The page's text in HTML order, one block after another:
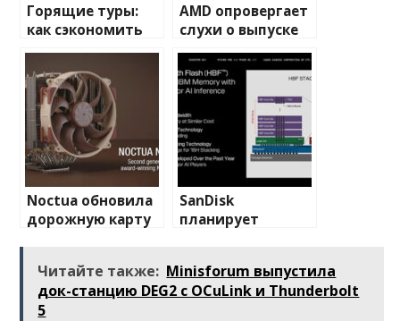
Горящие туры:
как сэкономить
на отдыхе
AMD опровергает
слухи о выпуске
Radeon RX 9070 XT
с 32 Гбайтами
памяти
Noctua обновила
дорожную карту
году
SanDisk
планирует
HMF с более
высокой
Читайте также: Minisforum выпустила
док-станцию DEG2 с OCuLink и Thunderbolt
5